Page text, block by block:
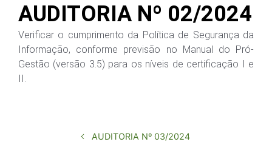
AUDITORIA Nº 02/2024
Verificar o cumprimento da Política de Segurança da
Informação, conforme previsão no Manual do Pró-
Gestão (versão 3.5) para os níveis de certificação I e
II.
AUDITORIA Nº 03/2024